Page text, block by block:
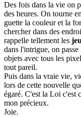
Des fois dans la vie on
des heures. On tourne
guette la couleur et la
chercher dans des
rappelle tellement les
dans l'intrigue, on
objets avec tous les
tout pareil.
Puis dans la vraie vie,
lors de cette nouvelle
égaré. C'est la Loi c'est
mon précieux.
Joie.